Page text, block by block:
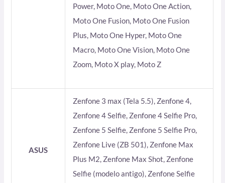
Power, Moto One, Moto One Action,
Moto One Fusion, Moto One Fusion
Plus, Moto One Hyper, Moto One
Macro, Moto One Vision, Moto One
Zoom, Moto X play, Moto Z
ASUS
Zenfone 3 max (Tela 5.5), Zenfone 4,
Zenfone 4 Selfie, Zenfone 4 Selfie Pro,
Zenfone 5 Selfie, Zenfone 5 Selfie Pro,
Zenfone Live (ZB 501), Zenfone Max
Plus M2, Zenfone Max Shot, Zenfone
Selfie (modelo antigo), Zenfone Selfie